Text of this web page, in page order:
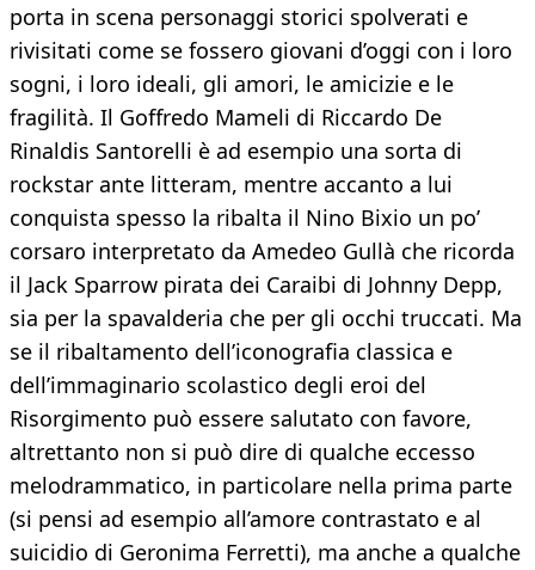
porta in scena personaggi storici spolverati e
rivisitati come se fossero giovani d’oggi con i loro
sogni, i loro ideali, gli amori, le amicizie e le
fragilità. Il Goffredo Mameli di Riccardo De
Rinaldis Santorelli è ad esempio una sorta di
rockstar ante litteram, mentre accanto a lui
conquista spesso la ribalta il Nino Bixio un po’
corsaro interpretato da Amedeo Gullà che ricorda
il Jack Sparrow pirata dei Caraibi di Johnny Depp,
sia per la spavalderia che per gli occhi truccati. Ma
se il ribaltamento dell’iconografia classica e
dell’immaginario scolastico degli eroi del
Risorgimento può essere salutato con favore,
altrettanto non si può dire di qualche eccesso
melodrammatico, in particolare nella prima parte
(si pensi ad esempio all’amore contrastato e al
suicidio di Geronima Ferretti), ma anche a qualche